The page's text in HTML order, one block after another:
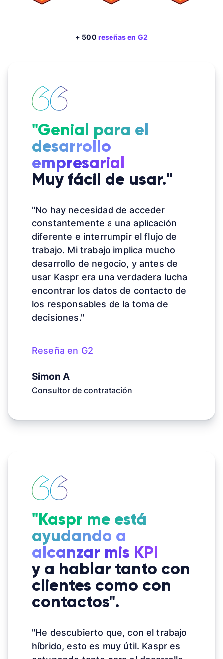
+ 500 reseñas en G2
"Genial para el
desarrollo
empresarial
Muy fácil de usar."
"No hay necesidad de acceder
constantemente a una aplicación
diferente e interrumpir el flujo de
trabajo. Mi trabajo implica mucho
desarrollo de negocio, y antes de
usar Kaspr era una verdadera lucha
encontrar los datos de contacto de
los responsables de la toma de
decisiones."
Reseña en G2
Simon A
Consultor de contratación
"Kaspr me está
ayudando a
alcanzar mis KPI
y a hablar tanto con
clientes como con
contactos".
"He descubierto que, con el trabajo
híbrido, esto es muy útil. Kaspr es